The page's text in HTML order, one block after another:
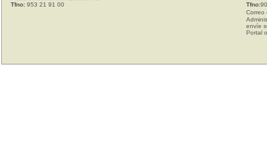
Tfno: 953 21 91 00
Tfno:
Correo
envíe
Portal